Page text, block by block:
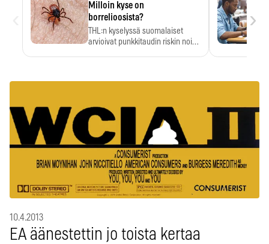
Milloin kyse on
borrelioosista?
THL:n kyselyssä suomalaiset
arvioivat punkkitaudin riskin noin
›
10.4.2013
EA äänestettin jo toista kertaa